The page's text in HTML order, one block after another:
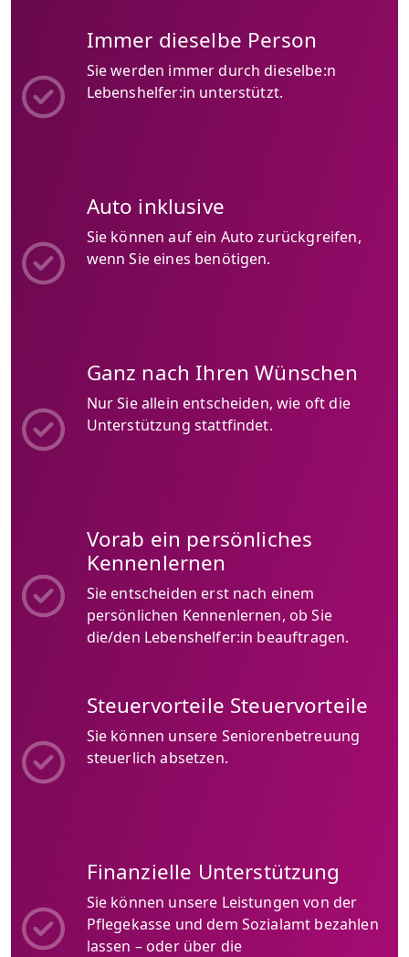
Immer dieselbe Person
Sie werden immer durch dieselbe:n
Lebenshelfer:in unterstützt.
Auto inklusive
Sie können auf ein Auto zurückgreifen,
wenn Sie eines benötigen.
Ganz nach Ihren Wünschen
Nur Sie allein entscheiden, wie oft die
Unterstützung stattfindet.
Vorab ein persönliches
Kennenlernen
Sie entscheiden erst nach einem
persönlichen Kennenlernen, ob Sie
die/den Lebenshelfer:in beauftragen.
Steuervorteile Steuervorteile
Sie können unsere Seniorenbetreuung
steuerlich absetzen.
Finanzielle Unterstützung
Sie können unsere Leistungen von der
Pflegekasse und dem Sozialamt bezahlen
lassen – oder über die